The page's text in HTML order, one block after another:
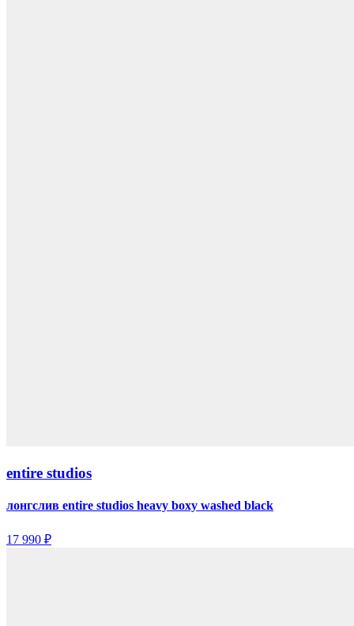
entire studios
лонгслив entire studios heavy boxy washed black
17 990 ₽